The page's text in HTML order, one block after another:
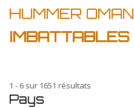
HUMMER OMAN
IMBATTABLES
1 - 6 sur 1651 résultats
Pays